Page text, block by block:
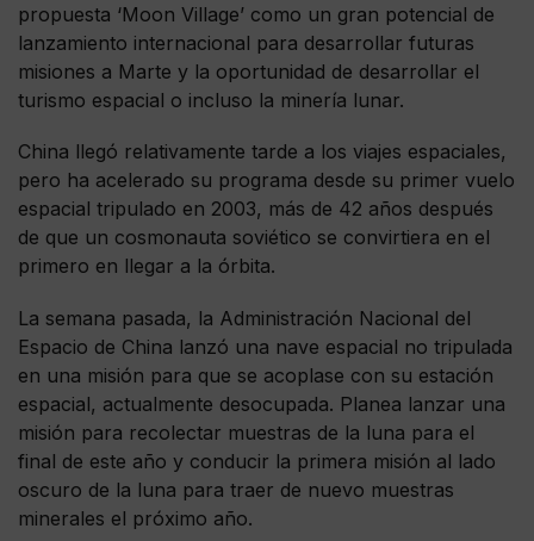
propuesta ‘Moon Village’ como un gran potencial de
lanzamiento internacional para desarrollar futuras
misiones a Marte y la oportunidad de desarrollar el
turismo espacial o incluso la minería lunar.
China llegó relativamente tarde a los viajes espaciales,
pero ha acelerado su programa desde su primer vuelo
espacial tripulado en 2003, más de 42 años después
de que un cosmonauta soviético se convirtiera en el
primero en llegar a la órbita.
La semana pasada, la Administración Nacional del
Espacio de China lanzó una nave espacial no tripulada
en una misión para que se acoplase con su estación
espacial, actualmente desocupada. Planea lanzar una
misión para recolectar muestras de la luna para el
final de este año y conducir la primera misión al lado
oscuro de la luna para traer de nuevo muestras
minerales el próximo año.